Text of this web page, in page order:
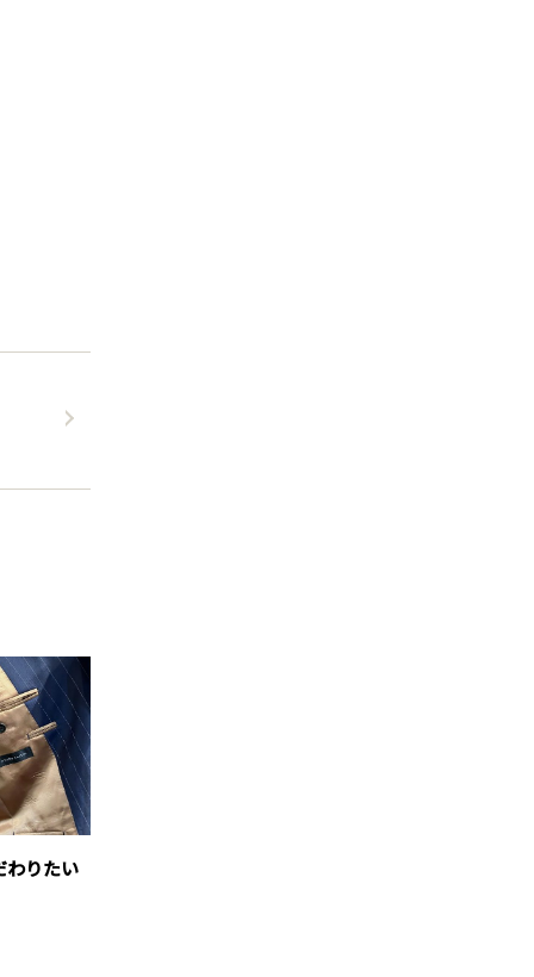
わりたい